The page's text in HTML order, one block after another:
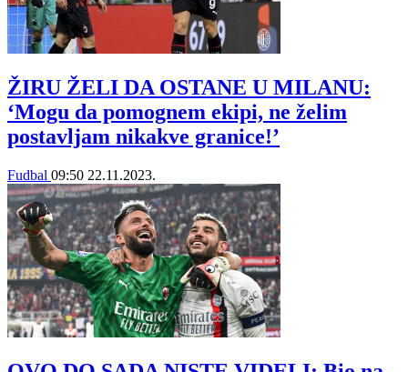
ŽIRU ŽELI DA OSTANE U MILANU:
‘Mogu da pomognem ekipi, ne želim
postavljam nikakve granice!’
Fudbal 09:50 22.11.2023.